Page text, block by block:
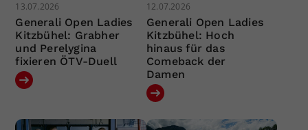
13.07.2026
Generali Open Ladies
Kitzbühel: Grabher
und Perelygina
fixieren ÖTV-Duell
12.07.2026
Generali Open Ladies
Kitzbühel: Hoch
hinaus für das
Comeback der
Damen